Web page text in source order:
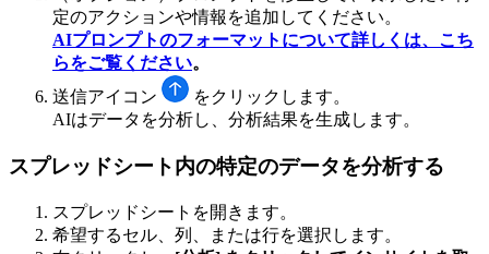
定のアクションや情報を追加してください。
AIプロンプトのフォーマットについて詳しくは、こち
らをご覧ください。
送信アイコン
をクリックします。
AIはデータを分析し、分析結果を生成します。
スプレッドシート内の特定のデータを分析する
スプレッドシートを開きます。
希望するセル、列、または行を選択します。